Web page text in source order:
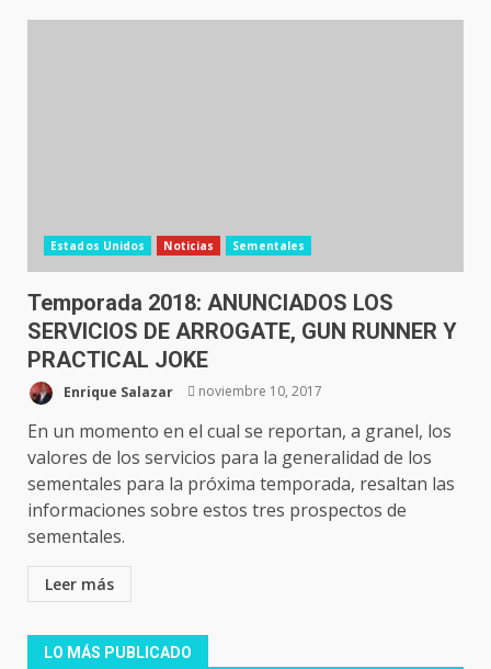
Estados Unidos Noticias Sementales
Temporada 2018: ANUNCIADOS LOS
SERVICIOS DE ARROGATE, GUN RUNNER Y
PRACTICAL JOKE
Enrique Salazar noviembre 10, 2017
En un momento en el cual se reportan, a granel, los
valores de los servicios para la generalidad de los
sementales para la próxima temporada, resaltan las
informaciones sobre estos tres prospectos de
sementales.
Leer más
LO MÁS PUBLICADO